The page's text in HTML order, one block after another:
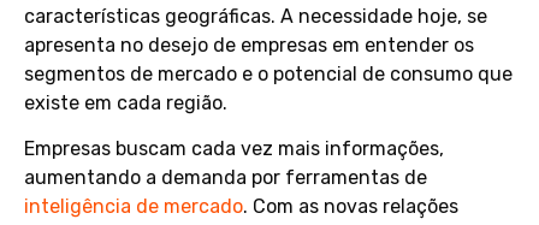
características geográficas. A necessidade hoje, se
apresenta no desejo de empresas em entender os
segmentos de mercado e o potencial de consumo que
existe em cada região.
Empresas buscam cada vez mais informações,
aumentando a demanda por ferramentas de
inteligência de mercado. Com as novas relações